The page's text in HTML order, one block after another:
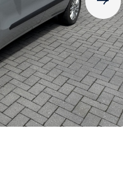
Contact
040 298 83 45
info@allselectioncars.nl